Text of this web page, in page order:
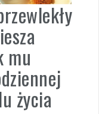
mu
życia